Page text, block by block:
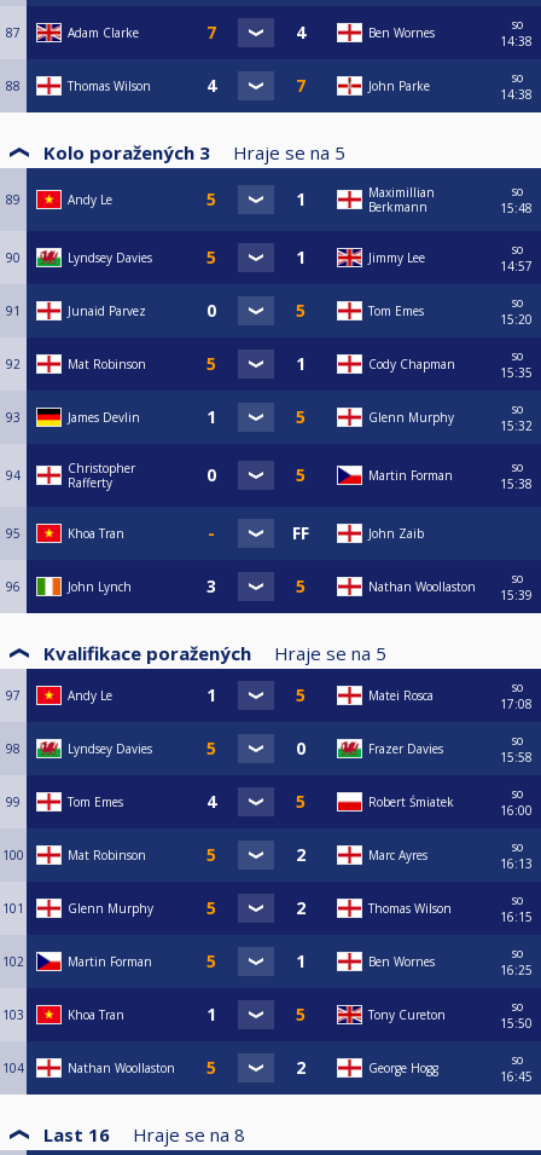
87 Adam Clarke Ben Wornes
so
14:38
88 Thomas Wilson John Parke
so
14:38
Kolo poražených 3 Hraje se na 5
89 Andy Le
Maximillian
Berkmann
so
15:48
90 Lyndsey Davies Jimmy Lee
so
14:57
91 Junaid Parvez Tom Emes
so
15:20
92 Mat Robinson Cody Chapman
so
15:35
93 James Devlin Glenn Murphy
so
15:32
94
Christopher
Rafferty
Martin Forman
so
15:38
95 Khoa Tran John Zaib
96 John Lynch Nathan Woollaston
so
15:39
Kvalifikace poražených Hraje se na 5
97 Andy Le Matei Rosca
so
17:08
98 Lyndsey Davies Frazer Davies
so
15:58
99 Tom Emes Robert Śmiatek
so
16:00
100 Mat Robinson Marc Ayres
so
16:13
101 Glenn Murphy Thomas Wilson
so
16:15
102 Martin Forman Ben Wornes
so
16:25
103 Khoa Tran Tony Cureton
so
15:50
104 Nathan Woollaston George Hogg
so
16:45
Last 16 Hraje se na 8